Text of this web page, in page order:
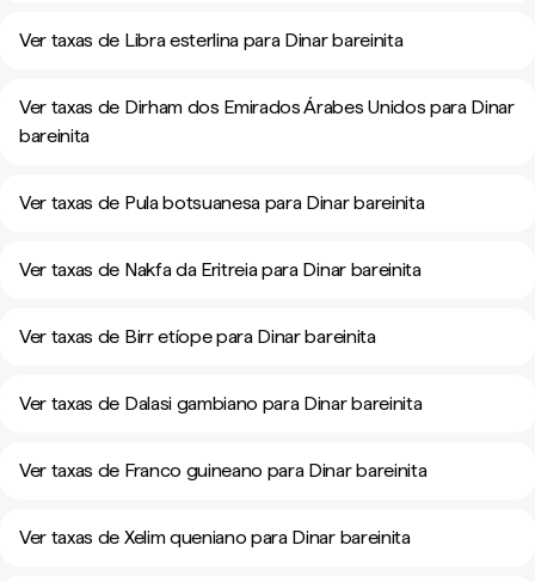
Ver taxas de Libra esterlina para Dinar bareinita
Ver taxas de Dirham dos Emirados Árabes Unidos para Dinar
bareinita
Ver taxas de Pula botsuanesa para Dinar bareinita
Ver taxas de Nakfa da Eritreia para Dinar bareinita
Ver taxas de Birr etíope para Dinar bareinita
Ver taxas de Dalasi gambiano para Dinar bareinita
Ver taxas de Franco guineano para Dinar bareinita
Ver taxas de Xelim queniano para Dinar bareinita